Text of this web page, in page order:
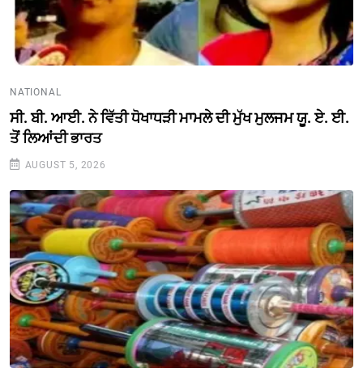
NATIONAL
ਸੀ. ਬੀ. ਆਈ. ਨੇ ਵਿੱਤੀ ਧੋਖਾਧੜੀ ਮਾਮਲੇ ਦੀ ਮੁੱਖ ਮੁਲਜਮ ਯੂ. ਏ. ਈ.
ਤੋਂ ਲਿਆਂਦੀ ਭਾਰਤ
AUGUST 5, 2026